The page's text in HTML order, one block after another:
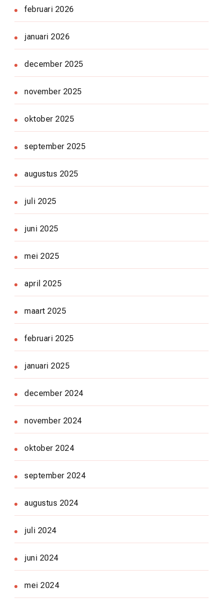
februari 2026
januari 2026
december 2025
november 2025
oktober 2025
september 2025
augustus 2025
juli 2025
juni 2025
mei 2025
april 2025
maart 2025
februari 2025
januari 2025
december 2024
november 2024
oktober 2024
september 2024
augustus 2024
juli 2024
juni 2024
mei 2024